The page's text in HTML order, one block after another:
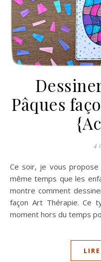
Pâques
4
Ce soir, je vous propose une activité Détente. A faire en
même temps que les
montre comment
façon Art Thérapie. Ce
moment hors du temps